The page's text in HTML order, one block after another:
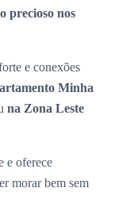
precioso nos
e conexões
Minha
na Zona Leste
e oferece
morar bem sem